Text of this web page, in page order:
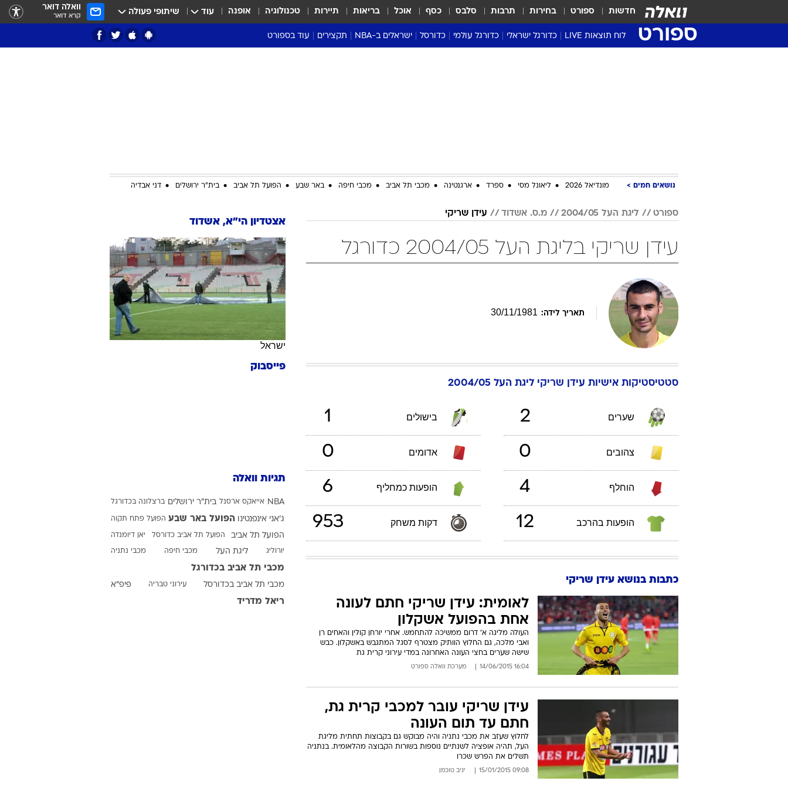
חדשות ספורט בחירות תרבות סלבס כסף אוכל בריאות תיירות טכנולוגיה אופנה עוד שיתופי פעולה וואלה דואר
קרא דואר
ספורט לוח תוצאות LIVE כדורגל ישראלי
ליגה א'
כדורגל עולמי
דרום אמריקה
כדורסל ישראלים ב-NBA תקצירים עוד בספורט
סערה בממלכה
ענפים נוספים
לוח שידורים
החידה של ספורט1
מחוץ לקווים
4-4-2
יורו צעירות 2013
יורו 2012
רוגבי וקריקט
גולף
ביליארד
תקצירים
כתבו לנו
נושאים חמים מונדיאל 2026 ליאונל מסי ספרד ארגנטינה מכבי תל אביב מכבי חיפה באר שבע הפועל תל אביב בית"ר ירושלים דני אבדיה
ספורט ליגת העל 2004/05 מ.ס. אשדוד עידן שריקי
עידן שריקי בליגת העל 2004/05 כדורגל
תאריך לידה: 30/11/1981
סטטיסטיקות אישיות עידן שריקי ליגת העל 2004/05
שערים 2 בישולים 1
צהובים 0 אדומים 0
הוחלף 4 הופעות כמחליף 6
הופעות בהרכב 12 דקות משחק 953
כתבות בנושא עידן שריקי
לאומית: עידן שריקי חתם לעונה
אחת בהפועל אשקלון
העולה מליגה א' דרום ממשיכה להתחמש. אחרי יורחן קולין והאחים רן
ואבי מלכה, גם החלוץ הוותיק מצטרף לסגל המתגבש באשקלון. כבש
שישה שערים בחצי העונה האחרונה במדי עירוני קרית גת
16:04 14/06/2015 מערכת וואלה ספורט
עידן שריקי עובר למכבי קרית גת,
חתם עד תום העונה
לחלוץ שעזב את מכבי נתניה והיה מבוקש גם בקבוצות תחתית מליגת
העל, תהיה אופציה לשנתיים נוספות בשורות הקבוצה מהלאומית. בנתניה
תשלים את הפרש שכרו
09:08 15/01/2015 יניב טוכמן
אצטדיון הי"א, אשדוד
ישראל
פייסבוק
תגיות וואלה
NBA אייאקס ארסנל בית"ר ירושלים ברצלונה בכדורגל
ג'אני אינפנטינו הפועל באר שבע הפועל פתח תקוה
הפועל תל אביב הפועל תל אביב כדורסל יאן דיומנדה
יורוליג ליגת העל מכבי חיפה מכבי נתניה
מכבי תל אביב בכדורגל
מכבי תל אביב בכדורסל עירוני טבריה פיפ"א
ריאל מדריד